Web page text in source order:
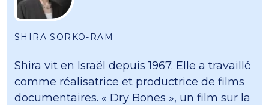
SHIRA SORKO-RAM
Shira vit en Israël depuis 1967. Elle a travaillé
comme réalisatrice et productrice de films
documentaires. « Dry Bones », un film sur la